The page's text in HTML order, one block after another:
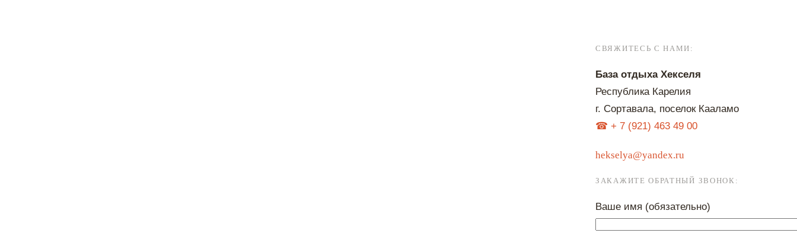
СВЯЖИТЕСЬ С НАМИ:
База отдыха Хекселя
Республика Карелия
г. Сортавала, поселок Кааламо
☎ + 7 (921) 463 49 00
hekselya@yandex.ru
ЗАКАЖИТЕ ОБРАТНЫЙ ЗВОНОК:
Ваше имя (обязательно)